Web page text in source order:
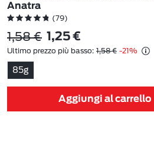
Anatra
(79)
1,58 € 1,25 €
Ultimo prezzo più basso: 1,58 € -21%
85g
Aggiungi al carrello